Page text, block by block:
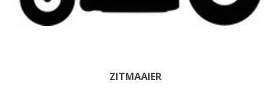
ZITMAAIER